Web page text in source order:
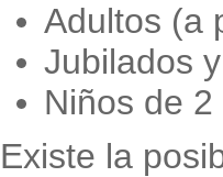
Adultos (a
Jubilados
Niños de
Existe la